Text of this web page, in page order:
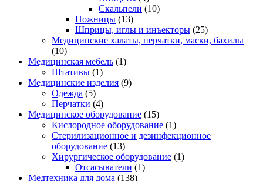
Скальпели (10)
Ножницы (13)
Шприцы, иглы и инъекторы (25)
Медицинские халаты, перчатки, маски, бахилы
(10)
Медицинская мебель (1)
Штативы (1)
Медицинские изделия (9)
Одежда (5)
Перчатки (4)
Медицинское оборудование (15)
Кислородное оборудование (1)
Стерилизационное и дезинфекционное
оборудование (13)
Хирургическое оборудование (1)
Отсасыватели (1)
Медтехника для дома (138)